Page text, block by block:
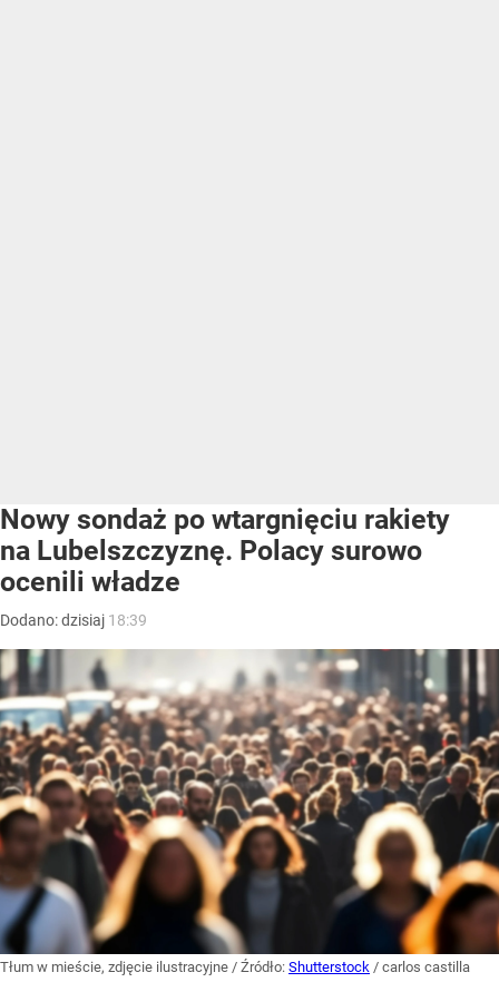
Nowy sondaż po wtargnięciu rakiety
na Lubelszczyznę. Polacy surowo
ocenili władze
Dodano:dzisiaj 18:39
Tłum w mieście, zdjęcie ilustracyjne / Źródło: Shutterstock / carlos castilla